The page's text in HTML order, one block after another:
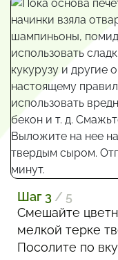
Шаг 3 / 5
Смешайте
мелкой терке
Посолите по